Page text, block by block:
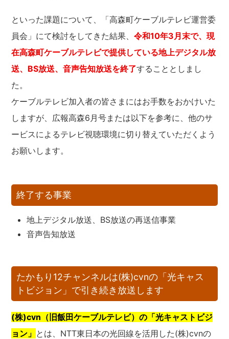
といった課題について、「高森町ケーブルテレビ運営委
員会」にて検討をしてきた結果、令和10年3月末で、現
在高森町ケーブルテレビで提供している地上デジタル放
送、BS放送、音声告知放送を終了することとしまし
た。
ケーブルテレビ加入者の皆さまにはお手数をおかけいた
しますが、広報高森6月号または以下を参考に、他のサ
ービスによるテレビ視聴環境に切り替えていただくよう
お願いします。
終了する事業
地上デジタル放送、BS放送の再送信事業
音声告知放送
たかもり12チャンネルは(株)cvnの「光キャス
トビジョン」で引き続き放送します
(株)cvn（旧飯田ケーブルテレビ）の「光キャストビジ
ョン」 とは、NTT東日本の光回線を活用した(株)cvnの